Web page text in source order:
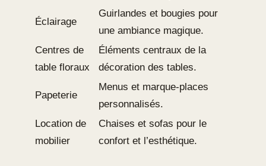
Éclairage
Guirlandes et bougies pour
une ambiance magique.
Centres de
table floraux
Éléments centraux de la
décoration des tables.
Papeterie
Menus et marque-places
personnalisés.
Location de
mobilier
Chaises et sofas pour le
confort et l’esthétique.